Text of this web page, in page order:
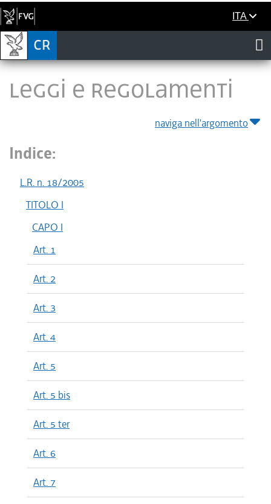
ITA
LEGGI E REGOLAMENTI
naviga nell'argomento
Indice:
L.R. n. 18/2005
TITOLO I
CAPO I
Art. 1
Art. 2
Art. 3
Art. 4
Art. 5
Art. 5 bis
Art. 5 ter
Art. 6
Art. 7